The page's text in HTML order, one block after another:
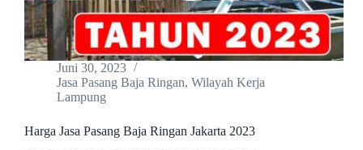
Juni 30, 2023
Jasa Pasang Baja Ringan, Wilayah Kerja
Lampung
Harga Jasa Pasang Baja Ringan Jakarta 2023